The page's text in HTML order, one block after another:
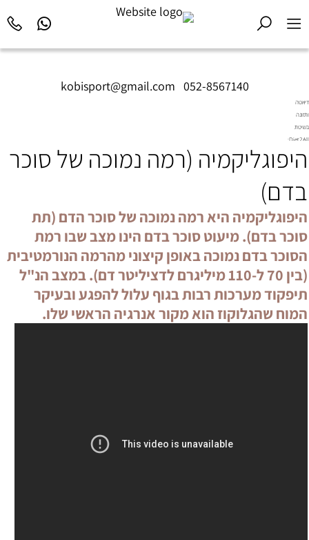
kobisport@gmail.com 052-8567140
דיאטה
ותזונה
בשיטת
Diet2All:
שמאחורי
המושלם.
היפוגליקמיה (רמה נמוכה של סוכר
בדם)
היפוגליקמיה היא רמה נמוכה של סוכר הדם (תת
סוכר בדם). מיעוט סוכר בדם הינו מצב שבו רמת
הסוכר בדם נמוכה באופן קיצוני מהרמה הנורמטיבית
(בין 70 ל-110 מיליגרם לדציליטר דם). במצב הנ"ל
תיפקוד מערכות רבות בגוף עלול להפגע ובעיקר
המוח שהגלוקוז הוא מקור אנרגיה הראשי שלו.